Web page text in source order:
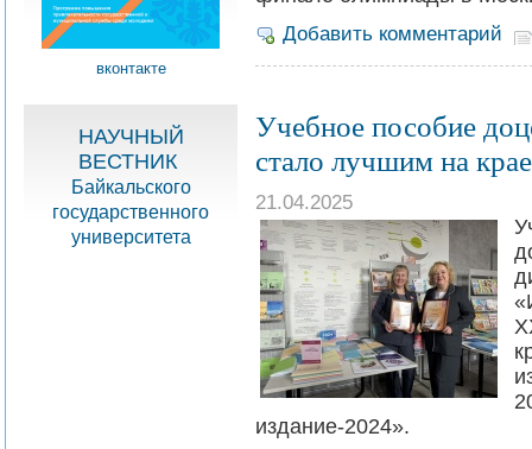
вконтакте
НАУЧНЫЙ
ВЕСТНИК
Байкальского
государственного
университета
Добавить комментарий
Учебное пособие
стало лучшим на
21.04.2025
издание-2024».